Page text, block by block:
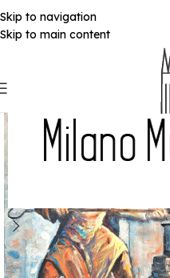
Skip to navigation
Skip to main content